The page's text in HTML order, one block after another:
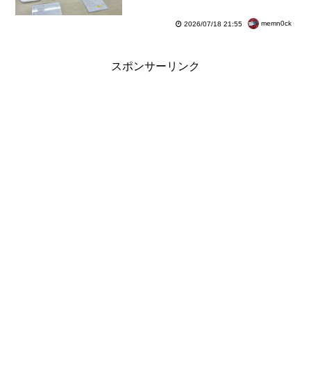
2026/07/18 21:55 memn0ck
スポンサーリンク